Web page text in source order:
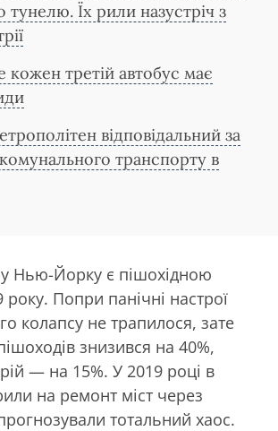
тунелю. Їх рили назустріч з
кожен третій автобус має
відповідальний за
комунального транспорту в
Нью-Йорку є пішохідною
Попри панічні настрої
колапсу не трапилося, зате
знизився на 40%,
— на 15%. У 2019 році в
на ремонт міст через
тотальний хаос.